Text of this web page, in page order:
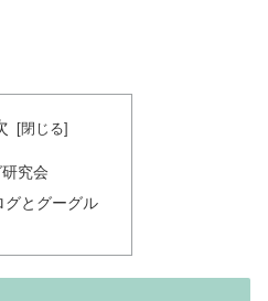
究会
グとグーグル